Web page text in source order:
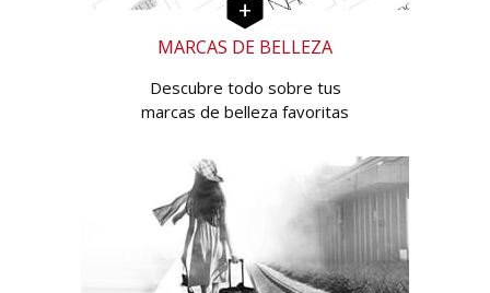
MARCAS DE BELLEZA
Descubre todo sobre tus
marcas de belleza favoritas